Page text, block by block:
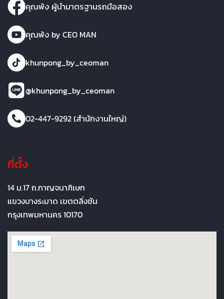
คุณพ้ง ผู้นำมาตรฐานรถมือสอง
คุณพ้ง by CEO MAN
khunpong_by_ceoman
@khunpong_by_ceoman
02-447-9292 (สำนักงานใหญ่)
ที่ตั้ง
14 ม.17 ถ.กาญจนาภิเษก
แขวงบางระมาด เขตตลิ่งชัน
กรุงเทพมหานคร 10170